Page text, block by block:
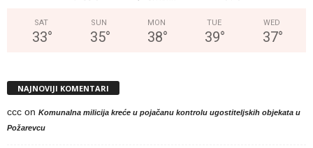
SAT
33°
SUN
35°
MON
38°
TUE
39°
WED
37°
NAJNOVIJI KOMENTARI
ccc on Komunalna milicija kreće u pojačanu kontrolu ugostiteljskih objekata u
Požarevcu